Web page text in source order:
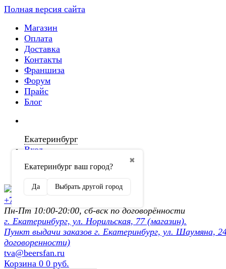
Полная версия сайта
Магазин
Оплата
Доставка
Контакты
Франшиза
Форум
Прайс
Блог
Екатеринбург
✖
Екатеринбург ваш город?
Да Выбрать другой город
Вход
Регистрация
+7 (902) 872-54-70
Пн-Пт 10:00-20:00, сб-вск по договорённости
г. Екатеринбург, ул. Норильская, 77 (магазин).
Пункт выдачи заказов г. Екатеринбург, ул. Шаумяна,
договоренности)
tva@beersfan.ru
Корзина 0 0 руб.